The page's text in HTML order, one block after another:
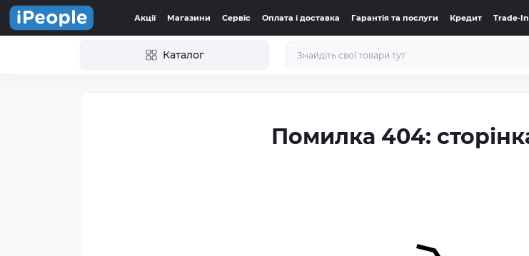
Акції Магазини Сервіс Оплата і доставка Гарантія та послуги Кредит Trade-In
Каталог
Помилка 404: